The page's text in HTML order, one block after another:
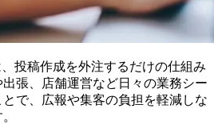
投稿作成を外注するだけの仕組み
張、店舗運営など日々の業務シー
で、広報や集客の負担を軽減しな